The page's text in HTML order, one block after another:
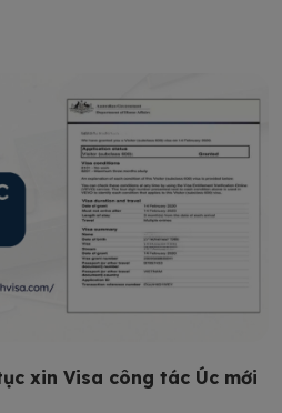
xin Visa công tác Úc mới